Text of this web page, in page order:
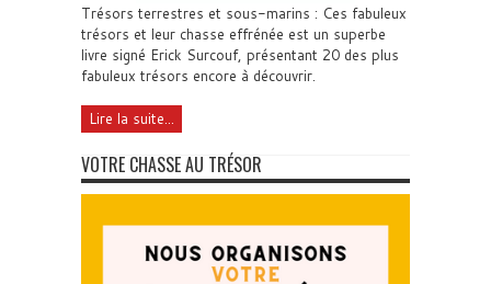
Trésors terrestres et sous-marins : Ces fabuleux
trésors et leur chasse effrénée est un superbe
livre signé Erick Surcouf, présentant 20 des plus
fabuleux trésors encore à découvrir.
Lire la suite...
VOTRE CHASSE AU TRÉSOR